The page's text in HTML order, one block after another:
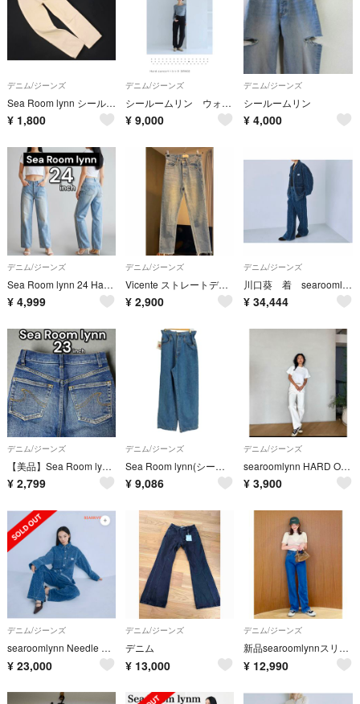
デニム/ジーンズ
Sea Room lynn シールームリン テーパード デニムパンツ size23/ライトベージュ ■■ レディース
¥ 1,800
デニム/ジーンズ
シールームリン ウォッシュブラック 24
¥ 9,000
デニム/ジーンズ
シールームリン
¥ 4,000
デニム/ジーンズ
Sea Room lynn 24 Hard ounceベーシック SRN02
¥ 4,999
デニム/ジーンズ
Vicente ストレートデニム ライトブルー
¥ 2,900
デニム/ジーンズ
川口葵 着 searoomlynn ニードルパンチ デニム パンツ 24inc
¥ 34,444
デニム/ジーンズ
【美品】Sea Room lynn 23inch デニム ブルー ハイウエスト
¥ 2,799
デニム/ジーンズ
Sea Room lynn(シールームリン) オーバーウエストワイドデニム
¥ 9,086
デニム/ジーンズ
searoomlynn HARD OUNCEベーシック SRN02 24inch
¥ 3,900
デニム/ジーンズ
searoomlynn Needle punch materialバギー
¥ 23,000
デニム/ジーンズ
デニム
¥ 13,000
デニム/ジーンズ
新品searoomlynnスリムレッグsoftフレア SRN06 25インチ
¥ 12,990